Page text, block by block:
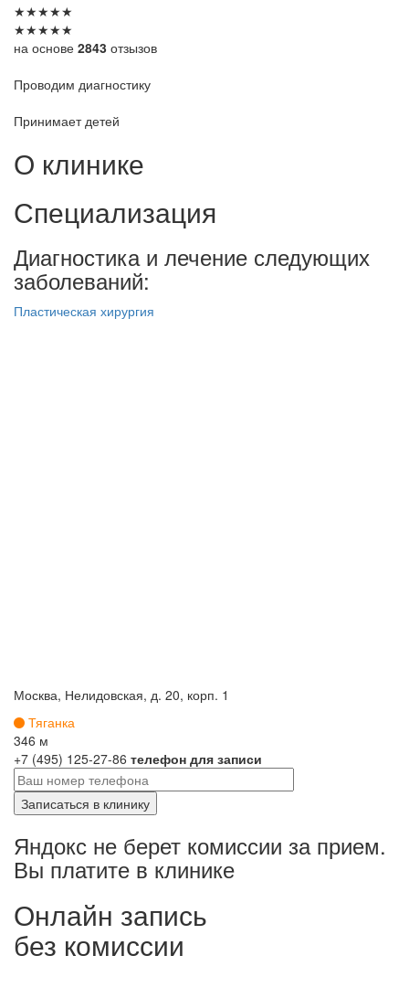
★★★★★
★★★★★
на основе 2843 отзызов
Проводим диагностику
Принимает детей
О клинике
Специализация
Диагностика и лечение следующих
заболеваний:
Пластическая хирургия
Москва, Нелидовская, д. 20, корп. 1
Тяганка
346 м
+7 (495) 125-27-86 телефон для записи
Яндокс не берет комиссии за прием.
Вы платите в клинике
Онлайн запись
без комиссии